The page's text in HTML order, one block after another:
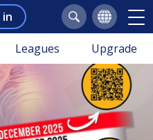
in
Leagues Upgrade